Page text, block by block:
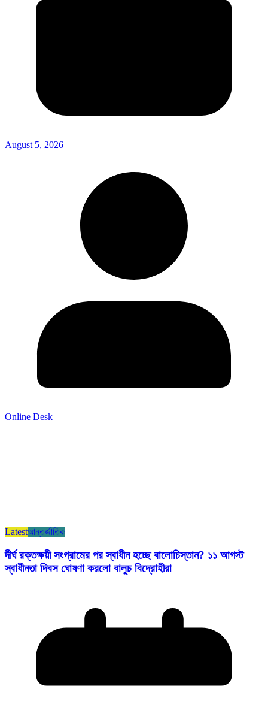
August 5, 2026
Online Desk
Latestআন্তর্জাতিক
দীর্ঘ রক্তক্ষয়ী সংগ্রামের পর স্বাধীন হচ্ছে বালোচিস্তান? ১১ আগস্ট
স্বাধীনতা দিবস ঘোষণা করলো বালুচ বিদ্রোহীরা